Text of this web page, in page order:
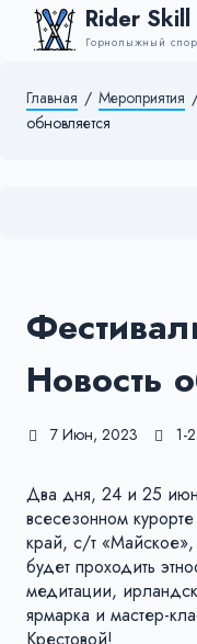
Rider Skill
Горнолыжный
Главная / Мероприятия
обновляется
Новость
7 Июн, 2023 1-
Два дня, 24 и 25
всесезонном
край, с/т
будет проходить
медитации,
ярмарка и мастер-